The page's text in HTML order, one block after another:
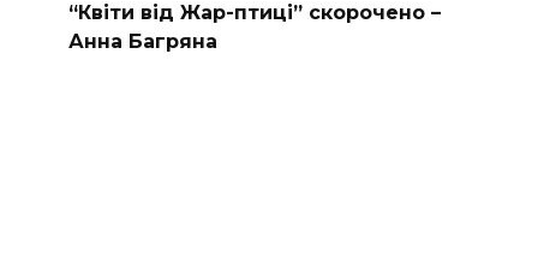
“Квіти від Жар-птиці” скорочено –
Анна Багряна